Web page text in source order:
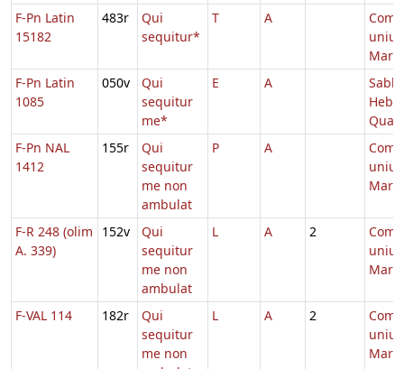
F-Pn Latin
15182
483r
Qui
sequitur*
T A
unius
F-Pn Latin
1085
050v
Qui
sequitur
me*
E A
Sabb.
F-Pn NAL
1412
155r
Qui
sequitur
me non
ambulat
P A
unius
F-R 248 (olim
A. 339)
152v
Qui
sequitur
me non
ambulat
L A 2
unius
F-VAL 114 182r
Qui
sequitur
me non
L A 2
unius